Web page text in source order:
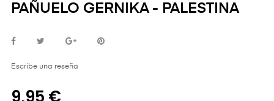
PAÑUELO GERNIKA - PALESTINA
Escribe una reseña